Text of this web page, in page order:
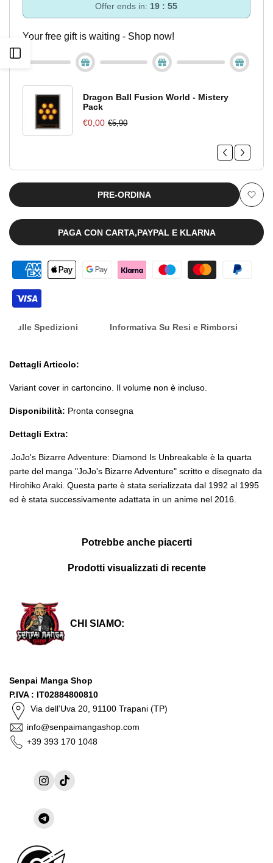
barra
laterale
Cover
Bizarre
Adventure:
JoJo's
Bizarre
Adventure:
Segnalibri
Offer ends in: 19 : 54
Your free gift is waiting - Shop now!
Dragon Ball Fusion World - Mistery
Pack
€0,00 €5,90
PRE-ORDINA
alla
PAGA CON CARTA,PAYPAL E KLARNA
Sulle Spedizioni Informativa Su Resi e Rimborsi
Dettagli Articolo:
Variant cover in cartoncino. Il volume non è incluso.
Disponibilità: Pronta consegna
Dettagli Extra:
JoJo's Bizarre Adventure: Diamond Is Unbreakable è la quarta
parte del manga "JoJo's Bizarre Adventure" scritto e disegnato da
Hirohiko Araki. Questa parte è stata serializzata dal 1992 al 1995
ed è stata successivamente adattata in un anime nel 2016.
Potrebbe anche piacerti
Prodotti visualizzati di recente
CHI SIAMO:
Senpai Manga Shop
P.IVA : IT02884800810
Via dell’Uva 20, 91100 Trapani (TP)
info@senpaimangashop.com
+39 393 170 1048
Instagram
TikTok
Condividi
su